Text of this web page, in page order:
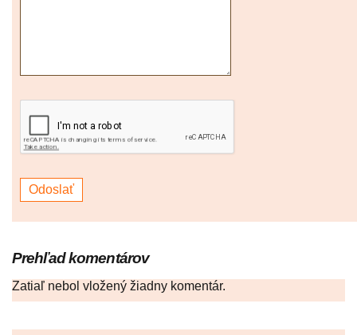
Prehľad komentárov
Zatiaľ nebol vložený žiadny komentár.